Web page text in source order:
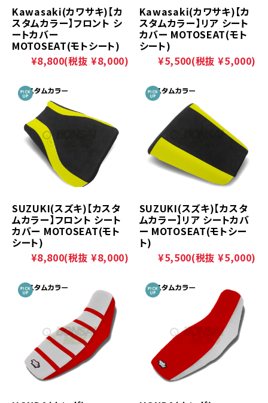
Kawasaki(カワサキ)【カ
スタムカラー】フロント シ
ートカバー
MOTOSEAT(モトシート)
¥8,800(税抜 ¥8,000)
Kawasaki(カワサキ)【カ
スタムカラー】リア シート
カバー MOTOSEAT(モト
シート)
¥5,500(税抜 ¥5,000)
SUZUKI(スズキ)【カスタ
ムカラー】フロント シート
カバー MOTOSEAT(モト
シート)
¥8,800(税抜 ¥8,000)
SUZUKI(スズキ)【カスタ
ムカラー】リア シートカバ
ー MOTOSEAT(モトシー
ト)
¥5,500(税抜 ¥5,000)